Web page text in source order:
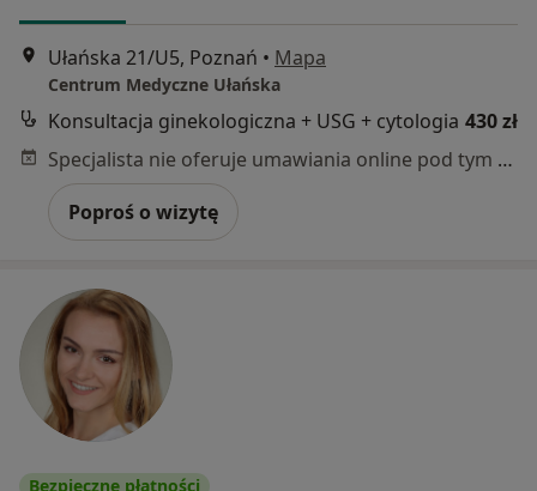
Ułańska 21/U5, Poznań • Mapa
Centrum Medyczne Ułańska
Konsultacja ginekologiczna + USG + cytologia 430 zł
Specjalista nie oferuje umawiania online pod tym adresem.
Poproś o wizytę
Bezpieczne płatności